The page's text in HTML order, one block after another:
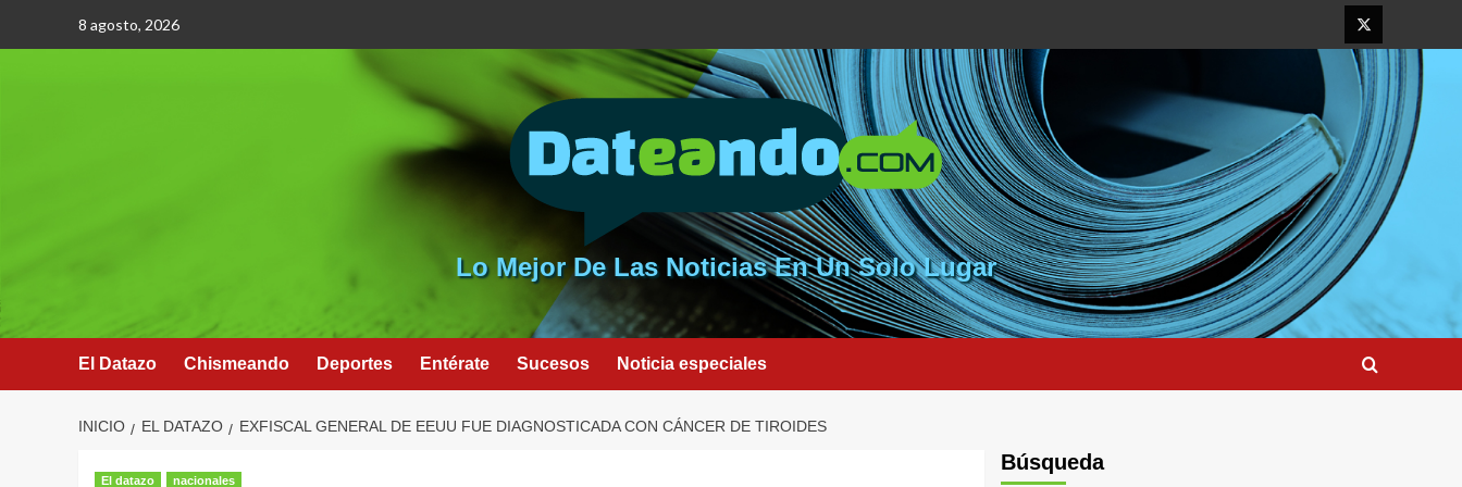
8 agosto, 2026
Elemento
del
menú
Lo Mejor De Las Noticias En Un Solo Lugar
El Datazo Chismeando Deportes Entérate Sucesos Noticia especiales
INICIO EL DATAZO EXFISCAL GENERAL DE EEUU FUE DIAGNOSTICADA CON CÁNCER DE TIROIDES
El datazo nacionales
Búsqueda